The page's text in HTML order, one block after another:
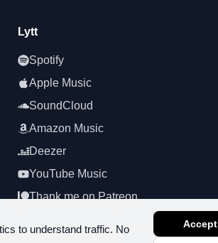
to understand traffic. No
Accept
Lytt
Spotify
Apple Music
SoundCloud
Amazon Music
Deezer
YouTube Music
Thank me on Patreon